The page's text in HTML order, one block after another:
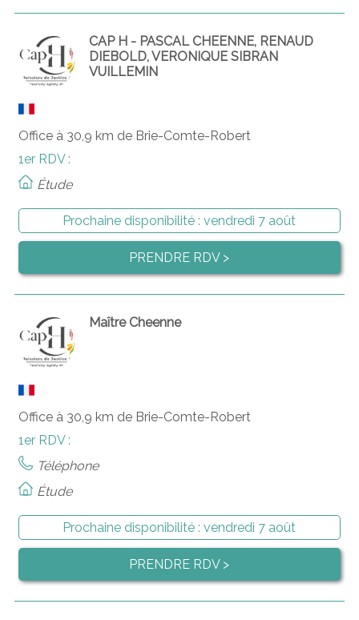
CAP H - PASCAL CHEENNE, RENAUD
DIEBOLD, VERONIQUE SIBRAN
VUILLEMIN
Office à 30,9 km de Brie-Comte-Robert
1er RDV :
Étude
Prochaine disponibilité :vendredi 7 août
PRENDRE RDV >
Maître Cheenne
Office à 30,9 km de Brie-Comte-Robert
1er RDV :
Téléphone
Étude
Prochaine disponibilité :vendredi 7 août
PRENDRE RDV >